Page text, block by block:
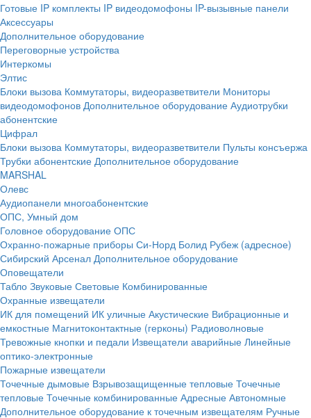
Готовые IP комплекты IP видеодомофоны IP-вызывные панели
Аксессуары
Дополнительное оборудование
Переговорные устройства
Интеркомы
Элтис
Блоки вызова Коммутаторы, видеоразветвители Мониторы
видеодомофонов Дополнительное оборудование Аудиотрубки
абонентские
Цифрал
Блоки вызова Коммутаторы, видеоразветвители Пульты консъержа
Трубки абонентские Дополнительное оборудование
MARSHAL
Олевс
Аудиопанели многоабонентские
ОПС, Умный дом
Головное оборудование ОПС
Охранно-пожарные приборы Си-Норд Болид Рубеж (адресное)
Сибирский Арсенал Дополнительное оборудование
Оповещатели
Табло Звуковые Световые Комбинированные
Охранные извещатели
ИК для помещений ИК уличные Акустические Вибрационные и
емкостные Магнитоконтактные (герконы) Радиоволновые
Тревожные кнопки и педали Извещатели аварийные Линейные
оптико-электронные
Пожарные извещатели
Точечные дымовые Взрывозащищенные тепловые Точечные
тепловые Точечные комбинированные Адресные Автономные
Дополнительное оборудование к точечным извещателям Ручные